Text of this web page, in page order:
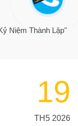
Niệm Thành Lập"
19
TH5 2026